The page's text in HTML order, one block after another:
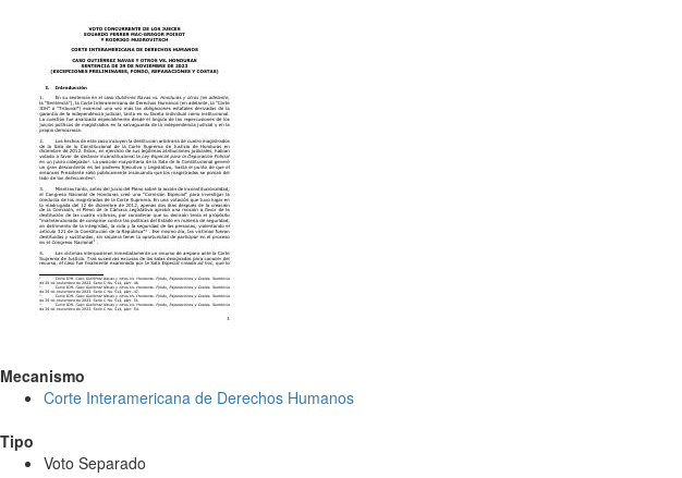
Mecanismo
Corte Interamericana de Derechos Humanos
Tipo
Voto Separado